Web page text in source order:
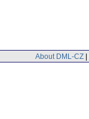
About DML-CZ |